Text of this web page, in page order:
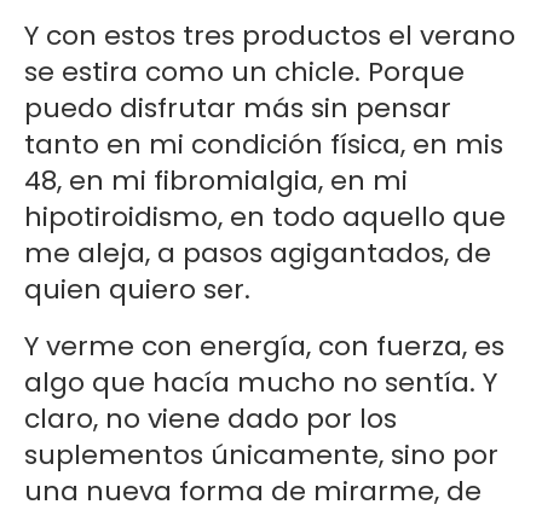
Y con estos tres productos el verano
se estira como un chicle. Porque
puedo disfrutar más sin pensar
tanto en mi condición física, en mis
48, en mi fibromialgia, en mi
hipotiroidismo, en todo aquello que
me aleja, a pasos agigantados, de
quien quiero ser.
Y verme con energía, con fuerza, es
algo que hacía mucho no sentía. Y
claro, no viene dado por los
suplementos únicamente, sino por
una nueva forma de mirarme, de